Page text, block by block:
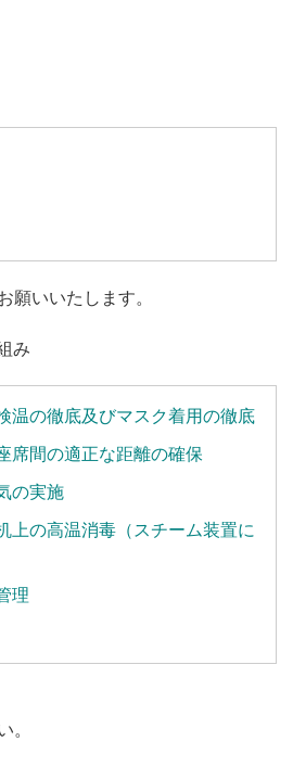
願いいたします。
み
温の徹底及びマスク着用の徹底
席間の適正な距離の確保
の実施
上の高温消毒（スチーム装置に
理
。